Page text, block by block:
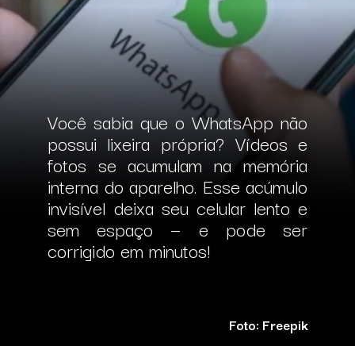
Você sabia que o WhatsApp não
possui lixeira própria? Vídeos e
fotos se acumulam na memória
interna do aparelho. Esse acúmulo
invisível deixa seu celular lento e
sem espaço — e pode ser
corrigido em minutos!
Foto: Freepik